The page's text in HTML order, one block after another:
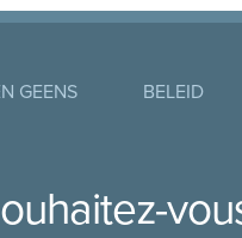
GEENS BELEID